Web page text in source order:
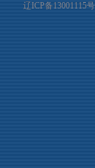
辽ICP备13001115